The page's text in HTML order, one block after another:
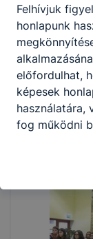
Felhívjuk
honlapunk
előfordulhat,
képesek
használatára,
fog működni